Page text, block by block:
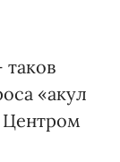
«акул
Центром